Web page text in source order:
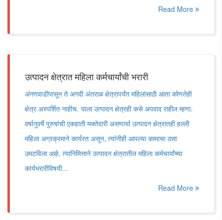
Read More
उत्पादन क्षेत्रात महिला कर्मचार्यांची भरारी
अंगणवाडीपासून ते अगदी अंतराळ क्षेत्रापर्यंत महिलांसाठी आता कोणतेही
क्षेत्र अस्पर्शित नाहीच. याला उत्पादन क्षेत्रही कसे अपवाद राहील म्हणा.
वर्षानुवर्षे पुरुषांची एकहाती मक्तेदारी असणार्या उत्पादन क्षेत्रातही हल्ली
महिला अग्रक्रमाने कार्यरत असून, त्यांनीही आपल्या कामाचा ठसा
उमटविला आहे. त्यानिमित्ताने उत्पादन क्षेत्रातील महिला कर्मचार्यांच्या
कार्यभरारीविषयी...
Read More